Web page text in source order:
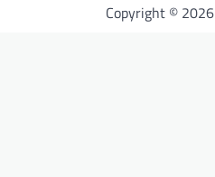
Copyright ©